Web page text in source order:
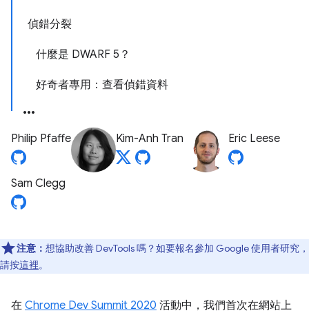
偵錯分裂
什麼是 DWARF 5？
好奇者專用：查看偵錯資料
Philip Pfaffe Kim-Anh Tran Eric Leese
Sam Clegg
注意： 想協助改善 DevTools 嗎？如要報名參加 Google 使用者研究，
請按這裡。
在 Chrome Dev Summit 2020 活動中，我們首次在網站上